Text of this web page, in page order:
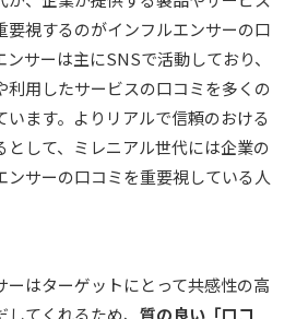
要視するのがインフルエンサーの口
サーは主にSNSで活動しており、
利用したサービスの口コミを多くの
います。よりリアルで信頼のおける
として、ミレニアル世代には企業の
ンサーの口コミを重要視している人
ーはターゲットにとって共感性の高